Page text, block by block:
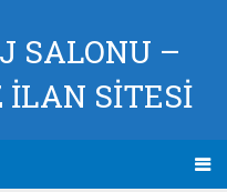
SALONU –
İLAN SİTESİ